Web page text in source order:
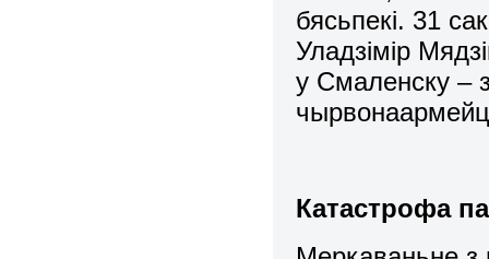
бясьпекі. 31
Уладзімір
у Смаленску –
Катастрофа